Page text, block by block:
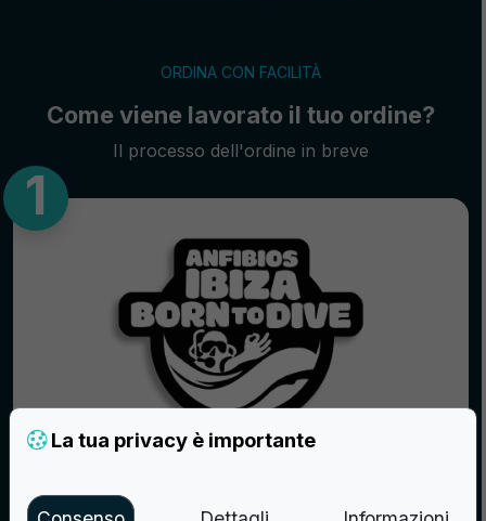
ORDINA CON FACILITÀ
Come viene lavorato il tuo ordine?
Il processo dell'ordine in breve
La tua privacy è importante